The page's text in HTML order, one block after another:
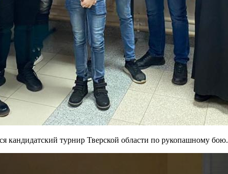
кандидатский турнир Тверской области по рукопашному бою.